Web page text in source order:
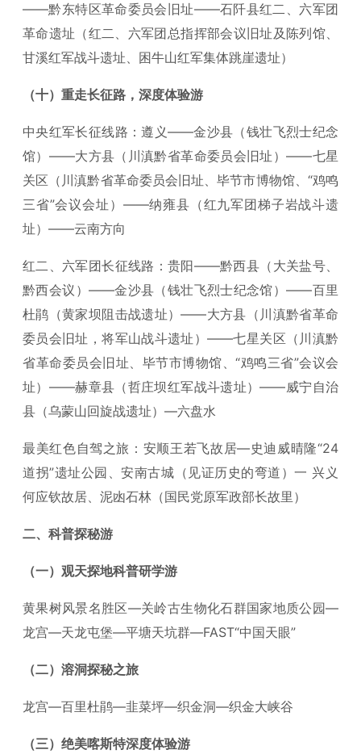
——黔东特区革命委员会旧址——石阡县红二、六军团
革命遗址（红二、六军团总指挥部会议旧址及陈列馆、
甘溪红军战斗遗址、困牛山红军集体跳崖遗址）
（十）重走长征路，深度体验游
中央红军长征线路：遵义——金沙县（钱壮飞烈士纪念
馆）——大方县（川滇黔省革命委员会旧址）——七星
关区（川滇黔省革命委员会旧址、毕节市博物馆、“鸡鸣
三省”会议会址）——纳雍县（红九军团梯子岩战斗遗
址）——云南方向
红二、六军团长征线路：贵阳——黔西县（大关盐号、
黔西会议）——金沙县（钱壮飞烈士纪念馆）——百里
杜鹃（黄家坝阻击战遗址）——大方县（川滇黔省革命
委员会旧址，将军山战斗遗址）——七星关区（川滇黔
省革命委员会旧址、毕节市博物馆、“鸡鸣三省”会议会
址）——赫章县（哲庄坝红军战斗遗址）——威宁自治
县（乌蒙山回旋战遗址）—六盘水
最美红色自驾之旅：安顺王若飞故居—史迪威晴隆“24
道拐”遗址公园、安南古城（见证历史的弯道）一 兴义
何应钦故居、泥凼石林（国民党原军政部长故里）
二、科普探秘游
（一）观天探地科普研学游
黄果树风景名胜区—关岭古生物化石群国家地质公园—
龙宫—天龙屯堡—平塘天坑群—FAST“中国天眼”
（二）溶洞探秘之旅
龙宫—百里杜鹃—韭菜坪—织金洞—织金大峡谷
（三）绝美喀斯特深度体验游